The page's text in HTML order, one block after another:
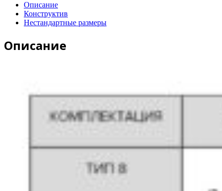
Описание
Конструктив
Нестандартные размеры
Описание